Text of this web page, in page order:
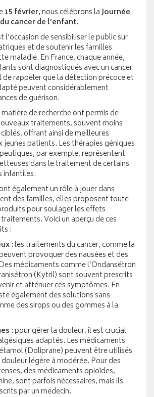
15 février,nous célébrons laJournée
cancer de l’enfant.
l’occasion de sensibiliser le public sur
et de soutenir les familles
maladie. En France, chaque année,
sont diagnostiqués avec un cancer
de rappeler que la détection précoce et
peuvent considérablement
de guérison.
matière de recherche ont permis de
traitements, souvent moins
offrant ainsi de meilleures
jeunes patients. Les thérapies géniques
par exemple, représentent
dans le traitement de certains
infantiles.
également un rôle à jouer dans
des familles, elles proposent toute
pour soulager les effets
Voici un aperçu de ces
:
: les traitements du cancer, comme la
provoquer des nausées et des
médicaments comme l’Ondansétron
(Kytril) sont souvent prescrits
et atténuer ces symptômes. En
également des solutions sans
des sirops ou des gommes à la
: pour gérer la douleur, il est crucial
adaptés. Les médicaments
(Doliprane) peuvent être utilisés
légère à modérée. Pour des
des médicaments opioïdes,
sont parfois nécessaires, mais ils
par un médecin.